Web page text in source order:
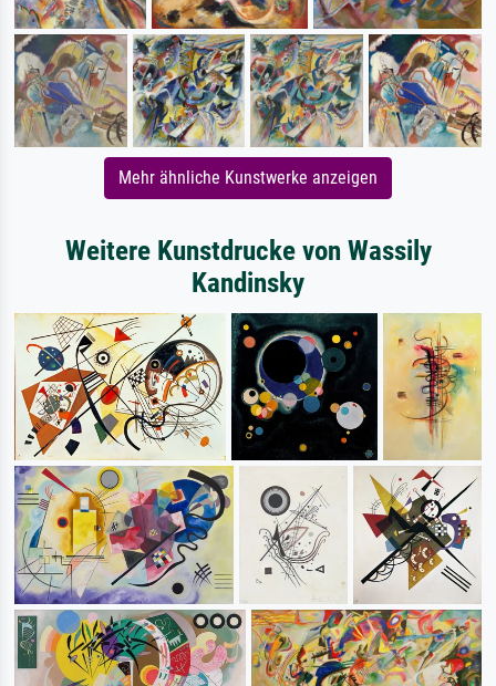
Mehr ähnliche Kunstwerke anzeigen
Weitere Kunstdrucke von Wassily
Kandinsky